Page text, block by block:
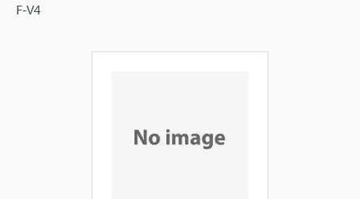
F-V4